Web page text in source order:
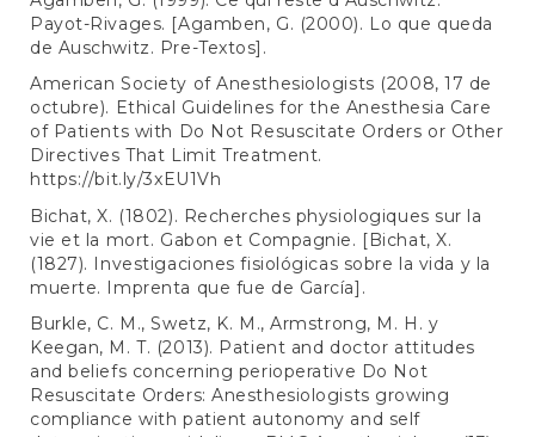
Payot-Rivages. [Agamben, G. (2000). Lo que queda
de Auschwitz. Pre-Textos].
American Society of Anesthesiologists (2008, 17 de
octubre). Ethical Guidelines for the Anesthesia Care
of Patients with Do Not Resuscitate Orders or Other
Directives That Limit Treatment.
https://bit.ly/3xEU1Vh
Bichat, X. (1802). Recherches physiologiques sur la
vie et la mort. Gabon et Compagnie. [Bichat, X.
(1827). Investigaciones fisiológicas sobre la vida y la
muerte. Imprenta que fue de García].
Burkle, C. M., Swetz, K. M., Armstrong, M. H. y
Keegan, M. T. (2013). Patient and doctor attitudes
and beliefs concerning perioperative Do Not
Resuscitate Orders: Anesthesiologists growing
compliance with patient autonomy and self